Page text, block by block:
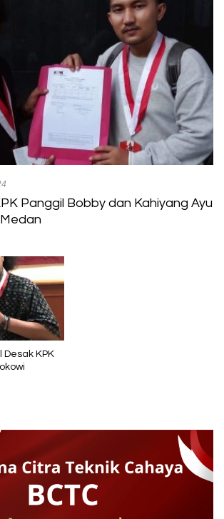
Panggil Bobby dan Kahiyang Ayu
Desak KPK